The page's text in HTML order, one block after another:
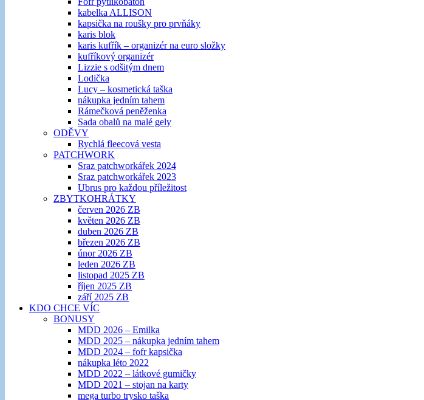
kabelka ALLISON
kapsička na roušky pro prvňáky
karis blok
karis kufřík – organizér na euro složky
kufříkový organizér
Lizzie s odšitým dnem
Lodička
Lucy – kosmetická taška
nákupka jedním tahem
Rámečková peněženka
Sada obalů na malé gely
ODĚVY
Rychlá fleecová vesta
PATCHWORK
Sraz patchworkářek 2024
Sraz patchworkářek 2023
Ubrus pro každou příležitost
ZBYTKOHRÁTKY
červen 2026 ZB
květen 2026 ZB
duben 2026 ZB
březen 2026 ZB
únor 2026 ZB
leden 2026 ZB
listopad 2025 ZB
říjen 2025 ZB
září 2025 ZB
KDO CHCE VÍC
BONUSY
MDD 2026 – Emilka
MDD 2025 – nákupka jedním tahem
MDD 2024 – fofr kapsička
nákupka léto 2022
MDD 2022 – látkové gumičky
MDD 2021 – stojan na karty
mega turbo trysko taška